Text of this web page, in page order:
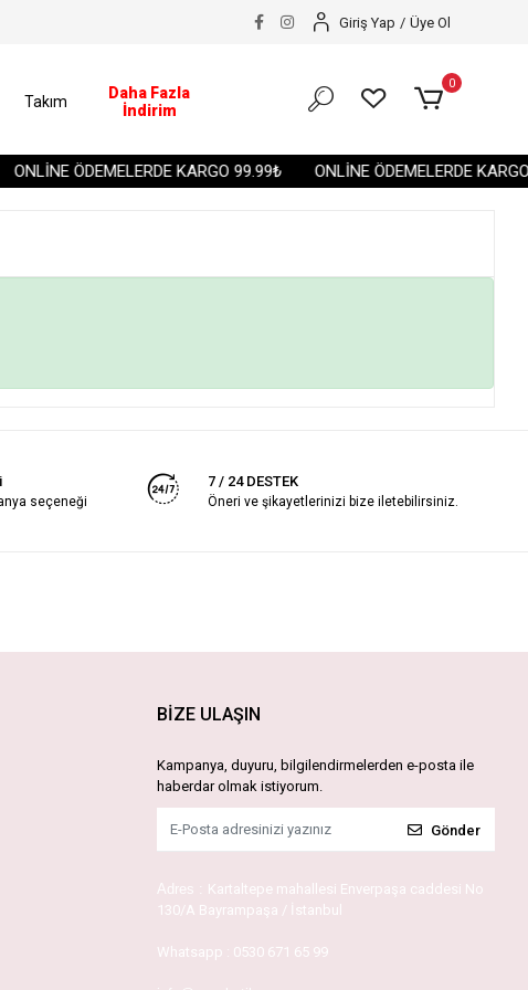
ONLİNE ÖDEMELERDE KARGO 99.99₺ ONLİNE ÖDEMELERDE
Giriş Yap / Üye Ol
Takım
Daha Fazla
İndirim
0
seçeneği
7 / 24 DESTEK
Öneri ve şikayetlerinizi bize iletebilirsiniz.
BİZE ULAŞIN
Kampanya, duyuru, bilgilendirmelerden e-posta ile
haberdar olmak istiyorum.
Gönder
Adres : Kartaltepe mahallesi Enverpaşa caddesi No
130/A Bayrampaşa / İstanbul
Whatsapp : 0530 671 65 99